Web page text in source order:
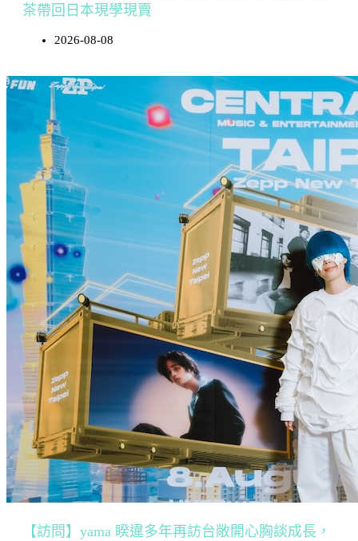
茶帶回日本現學現賣
2026-08-08
【訪問】yama 睽違多年再訪台敞開心胸談成長，